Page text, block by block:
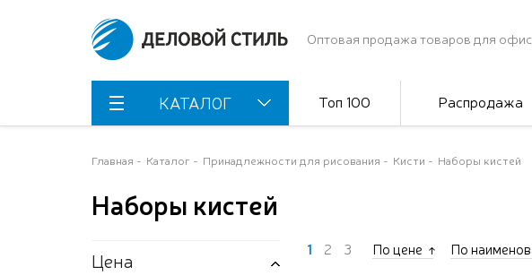
Оптовая продажа товаров для
КАТАЛОГ Топ 100 Распродажа
Главная Каталог Принадлежности для рисования Кисти Наборы кистей
Наборы кистей
Цена 1 2 3 По цене По